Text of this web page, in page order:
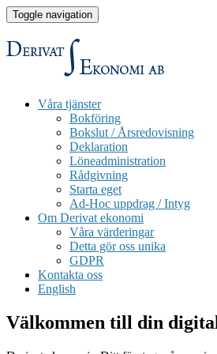
Toggle navigation
Våra tjänster
Bokföring
Bokslut / Årsredovisning
Deklaration
Löneadministration
Rådgivning
Starta eget
Ad-Hoc uppdrag / Intyg
Om Derivat ekonomi
Våra värderingar
Detta gör oss unika
GDPR
Kontakta oss
English
Välkommen till din